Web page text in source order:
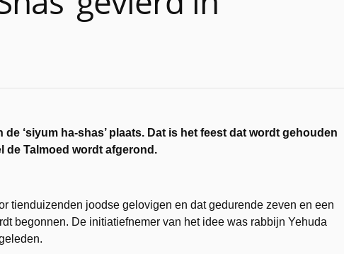
‘siyum ha-shas’ plaats. Dat is het feest dat wordt gehouden
de Talmoed wordt afgerond.
tienduizenden joodse gelovigen en dat gedurende zeven en een
begonnen. De initiatiefnemer van het idee was rabbijn Yehuda